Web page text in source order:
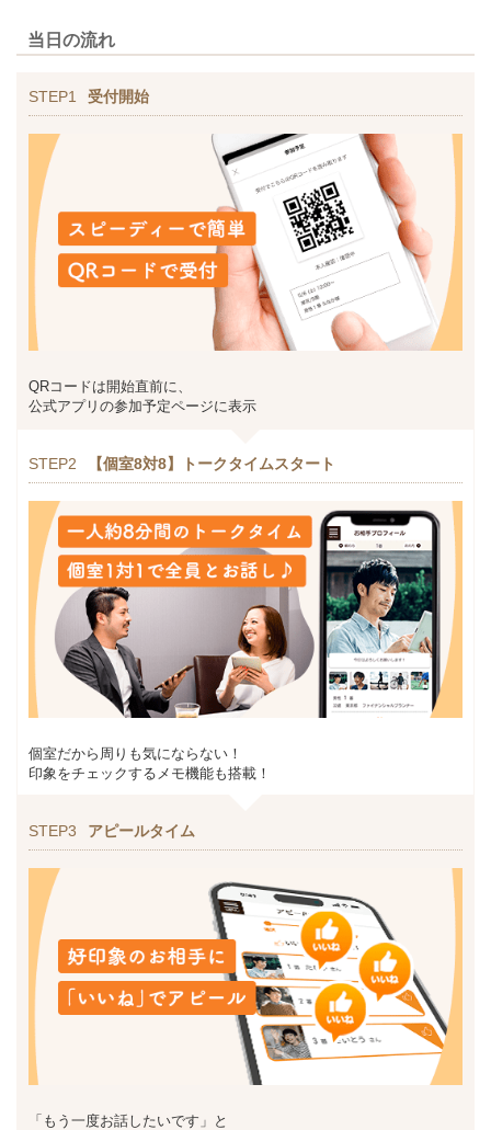
当日の流れ
STEP1 受付開始
QRコードは開始直前に、
公式アプリの参加予定ページに表示
STEP2 【個室8対8】トークタイムスタート
個室だから周りも気にならない！
印象をチェックするメモ機能も搭載！
STEP3 アピールタイム
「もう一度お話したいです」と